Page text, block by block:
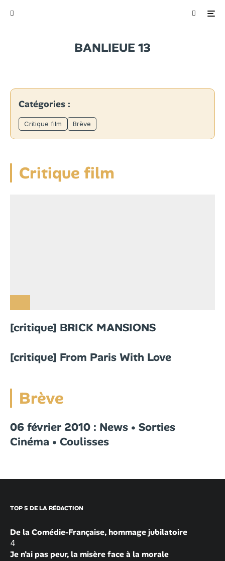
BANLIEUE 13
Catégories :
Critique film Brève
Critique film
[critique] BRICK MANSIONS
[critique] From Paris With Love
Brève
06 février 2010 : News • Sorties
Cinéma • Coulisses
TOP 5 DE LA RÉDACTION
De la Comédie-Française, hommage jubilatoire
4
Je n’ai pas peur, la misère face à la morale